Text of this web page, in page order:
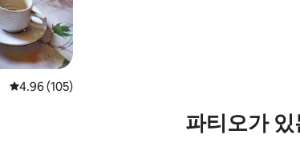
평점 4.96점(5점 만점), 후기 105개
4.96 (105)
파티오가